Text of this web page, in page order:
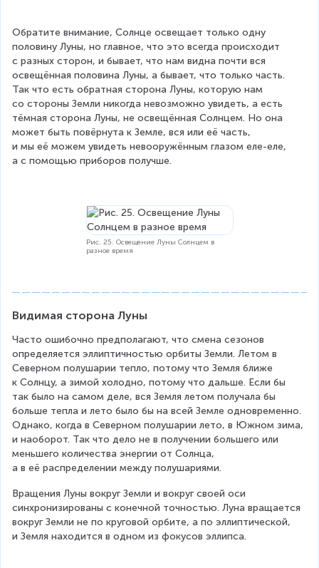
Обратите внимание, Солнце освещает только одну
половину Луны, но главное, что это всегда происходит
с разных сторон, и бывает, что нам видна почти вся
освещённая половина Луны, а бывает, что только часть.
Так что есть обратная сторона Луны, которую нам
со стороны Земли никогда невозможно увидеть, а есть
тёмная сторона Луны, не освещённая Солнцем. Но она
может быть повёрнута к Земле, вся или её часть,
и мы её можем увидеть невооружённым глазом еле-еле,
а с помощью приборов получше.
Рис. 25. Освещение Луны Солнцем в
разное время
Видимая сторона Луны
Часто ошибочно предполагают, что смена сезонов
определяется эллиптичностью орбиты Земли. Летом в
Северном полушарии тепло, потому что Земля ближе
к Солнцу, а зимой холодно, потому что дальше. Если бы
так было на самом деле, вся Земля летом получала бы
больше тепла и лето было бы на всей Земле одновременно.
Однако, когда в Северном полушарии лето, в Южном зима,
и наоборот. Так что дело не в получении большего или
меньшего количества энергии от Солнца,
а в её распределении между полушариями.
Вращения Луны вокруг Земли и вокруг своей оси
синхронизированы с конечной точностью. Луна вращается
вокруг Земли не по круговой орбите, а по эллиптической,
и Земля находится в одном из фокусов эллипса.